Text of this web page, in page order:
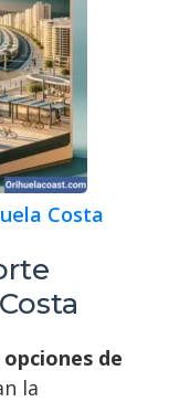
Costa
opciones de
la